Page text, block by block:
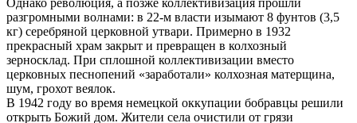
разгромными волнами: в 22-м власти изымают 8 фунтов (3,5
кг) серебряной церковной утвари. Примерно в 1932
прекрасный храм закрыт и превращен в колхозный
зерносклад. При сплошной коллективизации вместо
церковных песнопений «заработали» колхозная матерщина,
шум, грохот веялок.
В 1942 году во время немецкой оккупации бобравцы решили
открыть Божий дом. Жители села очистили от грязи